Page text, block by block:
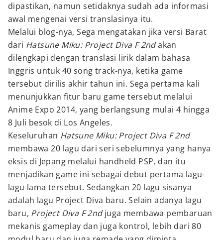
dipastikan, namun setidaknya sudah ada informasi
awal mengenai versi translasinya itu.
Melalui blog-nya, Sega mengatakan jika versi Barat
dari Hatsune Miku: Project Diva F 2ndakan
dilengkapi dengan translasi lirik dalam bahasa
Inggris untuk 40 song track-nya, ketika game
tersebut dirilis akhir tahun ini. Sega pertama kali
menunjukkan fitur baru game tersebut melalui
Anime Expo 2014, yang berlangsung mulai 4 hingga
8 Juli besok di Los Angeles.
Keseluruhan Hatsune Miku: Project Diva F 2nd
membawa 20 lagu dari seri sebelumnya yang hanya
eksis di Jepang melalui handheld PSP, dan itu
menjadikan game ini sebagai debut pertama lagu-
lagu lama tersebut. Sedangkan 20 lagu sisanya
adalah lagu Project Diva baru. Selain adanya lagu
baru, Project Diva F 2ndjuga membawa pembaruan
mekanis gameplay dan juga kontrol, lebih dari 80